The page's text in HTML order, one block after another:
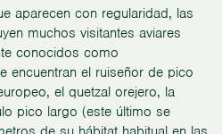
aparecen con regularidad, las
muchos visitantes aviares
conocidos como
encuentran el ruiseñor de pico
el quetzal orejero, la
pico largo (este último se